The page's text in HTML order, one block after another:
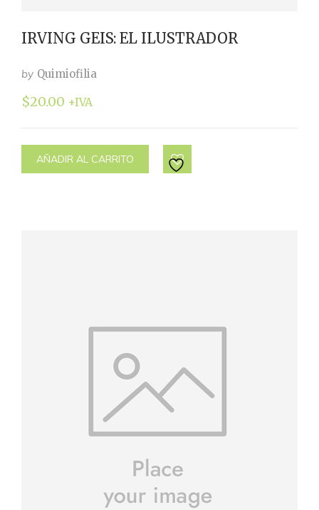
IRVING GEIS: EL ILUSTRADOR
by Quimiofilia
$20.00 +IVA
AÑADIR AL CARRITO